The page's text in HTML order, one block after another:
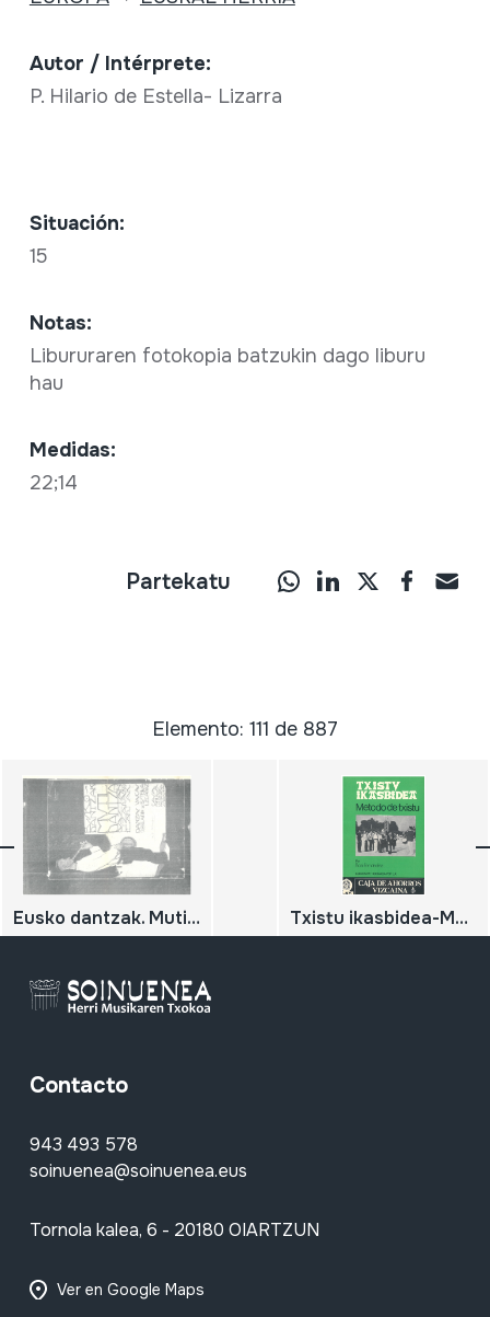
Autor / Intérprete:
P. Hilario de Estella- Lizarra
Situación:
15
Notas:
Libururaren fotokopia batzukin dago liburu
hau
Medidas:
22;14
Partekatu
Elemento: 111 de 887
Eusko dantzak. Mutil Dantza Baztan. Danzas vascas. Txistu ikasbidea-Metodo de txistu
Contacto
943 493 578
soinuenea@soinuenea.eus
Tornola kalea, 6 - 20180 OIARTZUN
Ver en Google Maps